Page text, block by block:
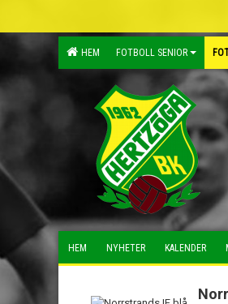
HEM FOTBOLL SENIOR
HEM NYHETER KALENDER